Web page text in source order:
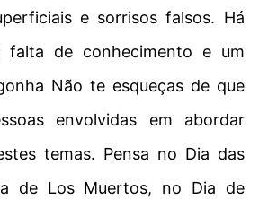
e sorrisos falsos. Há
falta de conhecimento e um
Não te esqueças de que
envolvidas em abordar
temas. Pensa no Dia das
de Los Muertos, no Dia de